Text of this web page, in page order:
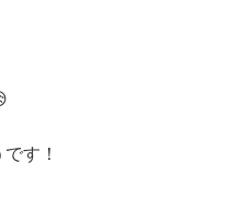
す！